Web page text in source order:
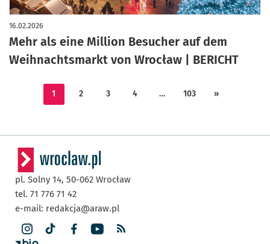
Mehr als eine Million Besucher auf dem
Weihnachtsmarkt von Wrocław | BERICHT
16.02.2026
1 2 3 4 … 103 »
pl. Solny 14, 50-062 Wrocław
tel. 71 776 71 42
e-mail: redakcja@araw.pl